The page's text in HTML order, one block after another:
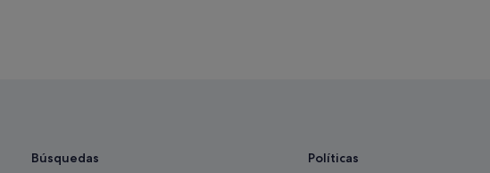
Hoteles que aceptan mascotas en
Búsquedas Políticas